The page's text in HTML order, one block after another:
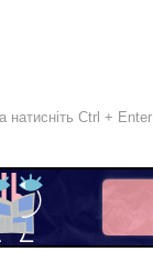
натисніть Ctrl + Enter